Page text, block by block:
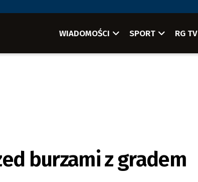
WIADOMOŚCI SPORT RG TV
burzami z gradem